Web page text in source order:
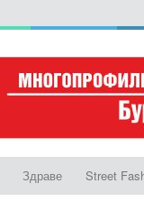
Здраве Street